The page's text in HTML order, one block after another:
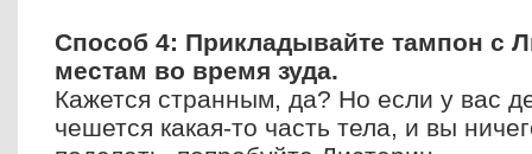
Способ 4: Прикладывайте тампон с
местам во время зуда.
Кажется странным, да? Но если у вас
чешется какая-то часть тела, и вы